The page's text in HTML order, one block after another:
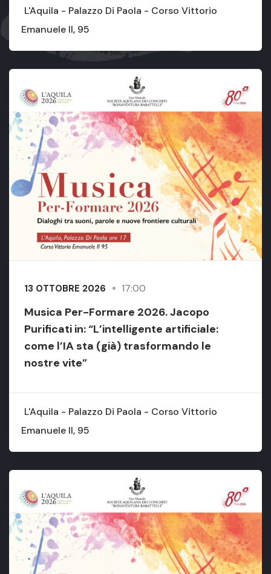
L'Aquila - Palazzo Di Paola - Corso Vittorio
Emanuele II, 95
13 OTTOBRE 2026 17:00
Musica Per-Formare 2026. Jacopo
Purificati in: “L’intelligente artificiale:
come l’IA sta (già) trasformando le
nostre vite”
L'Aquila - Palazzo Di Paola - Corso Vittorio
Emanuele II, 95